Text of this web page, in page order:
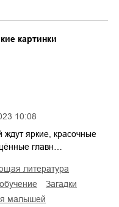
10:08
картинки
яркие, красочные
главн…
литература
обучение
загадки
малышей